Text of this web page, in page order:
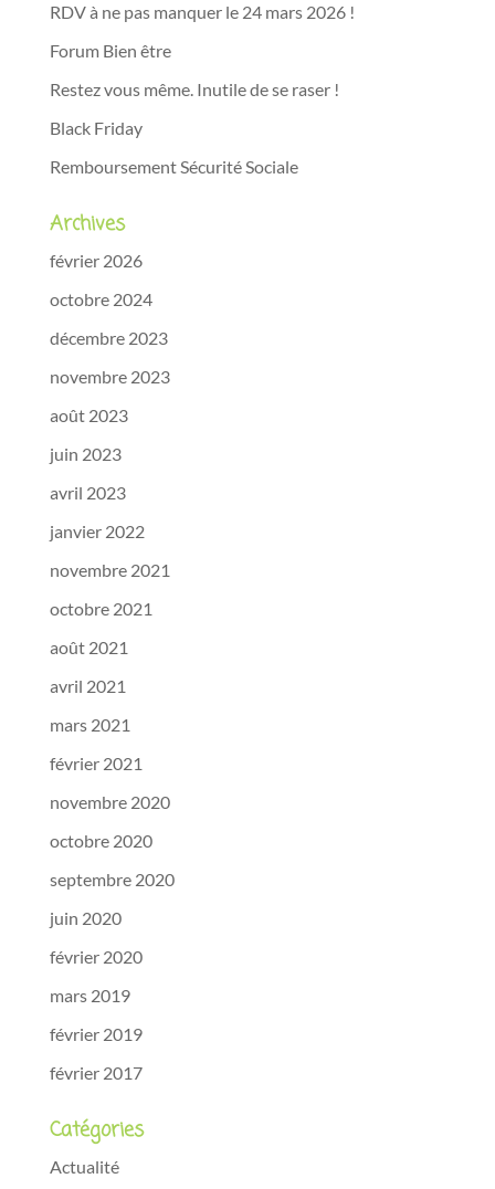
RDV à ne pas manquer le 24 mars 2026 !
Forum Bien être
Restez vous même. Inutile de se raser !
Black Friday
Remboursement Sécurité Sociale
Archives
février 2026
octobre 2024
décembre 2023
novembre 2023
août 2023
juin 2023
avril 2023
janvier 2022
novembre 2021
octobre 2021
août 2021
avril 2021
mars 2021
février 2021
novembre 2020
octobre 2020
septembre 2020
juin 2020
février 2020
mars 2019
février 2019
février 2017
Catégories
Actualité